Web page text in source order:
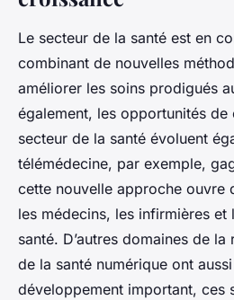
Le secteur de la santé est en
combinant de nouvelles
améliorer les soins prodigués
également, les opportunités de
secteur de la santé évoluent
télémédecine, par exemple,
cette nouvelle approche ouvre
les médecins, les infirmières et
santé. D’autres domaines de
de la santé numérique ont
développement important, ces